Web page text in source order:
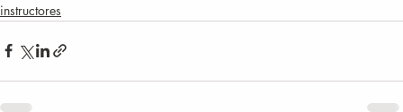
instructores